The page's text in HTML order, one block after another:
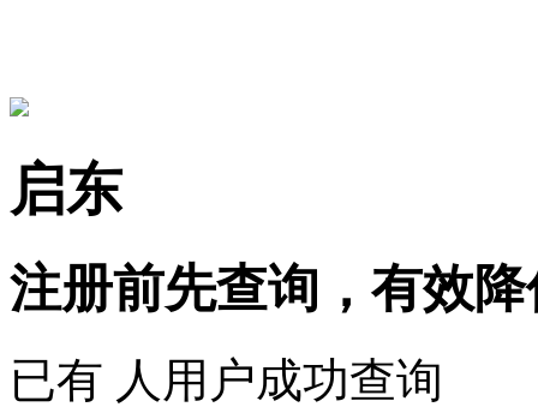
启东
注册前先查询， 有效
已有 人用户成功查询